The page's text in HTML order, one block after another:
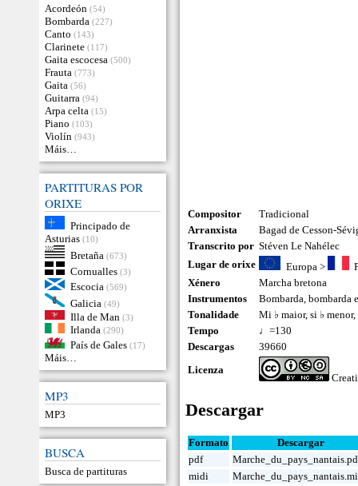
Acordeón (54)
Bombarda (227)
Canto (143)
Clarinete (117)
Gaita escocesa (500)
Frauta (773)
Gaita (56)
Guitarra (94)
Arpa celta (15)
Piano (103)
Violín (943)
Máis…
PARTITURAS POR
ORIXE
Principado de
Asturias (10)
Bretaña (673)
Cornualles (3)
Escocia (569)
Galicia (49)
Illa de Man (3)
Irlanda (290)
País de Gales (17)
Máis…
MP3
MP3
BUSCA
Busca de partituras
Compositor
Tradicional
Arranxista
Bagad de Cesson-
Transcrito por Stéven Le Nahélec
Lugar de orixe
Europa>
Xénero
Marcha bretona
Instrumentos
Bombarda,bombarda
Tonalidade
Mi ♭ maior, si ♭
Tempo
♩=130
Descargas
39660
Licenza
Descargar
Formato
Descargar
pdf
midi